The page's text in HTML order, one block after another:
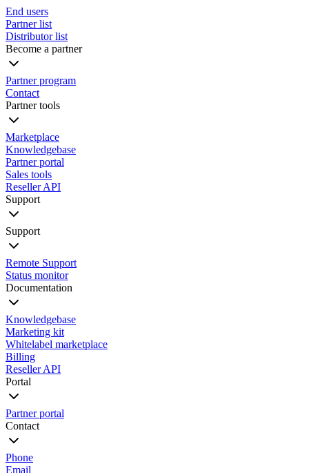
End users
Partner list
Distributor list
Become a partner
Partner program
Contact
Partner tools
Marketplace
Knowledgebase
Partner portal
Sales tools
Reseller API
Support
Support
Remote Support
Status monitor
Documentation
Knowledgebase
Marketing kit
Whitelabel marketplace
Billing
Reseller API
Portal
Partner portal
Contact
Phone
Email